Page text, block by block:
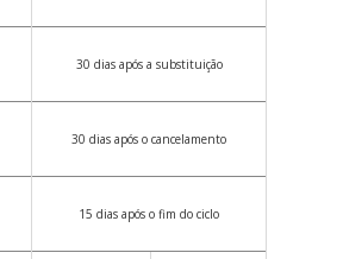
30 dias após a substituição
30 dias após o cancelamento
15 dias após o fim do ciclo